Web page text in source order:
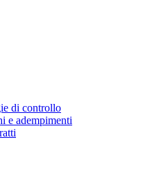
di controllo
e adempimenti